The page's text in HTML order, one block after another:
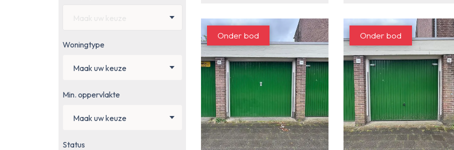
Woningtype
Maak uw keuze
Min. oppervlakte
Maak uw keuze
Status
Onder bod Onder bod